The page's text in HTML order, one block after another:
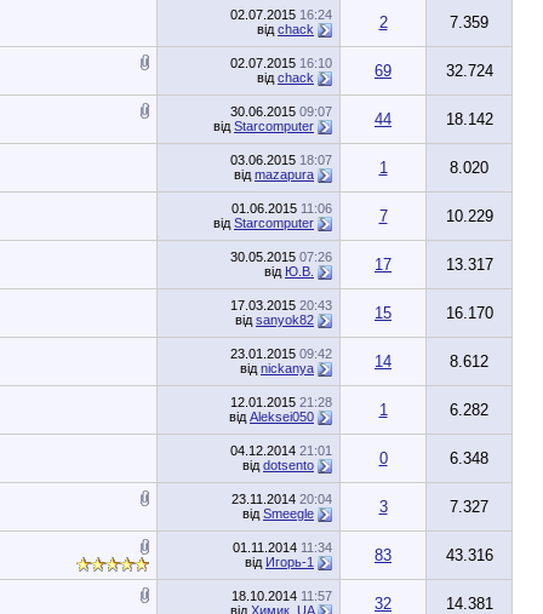
02.07.2015 16:24
від chack 2 7.359
02.07.2015 16:10
від chack 69 32.724
30.06.2015 09:07
від Starcomputer 44 18.142
03.06.2015 18:07
від mazapura 1 8.020
01.06.2015 11:06
від Starcomputer 7 10.229
30.05.2015 07:26
від Ю.В. 17 13.317
17.03.2015 20:43
від sanyok82 15 16.170
23.01.2015 09:42
від nickanya 14 8.612
12.01.2015 21:28
від Aleksei050 1 6.282
04.12.2014 21:01
від dotsento 0 6.348
23.11.2014 20:04
від Smeegle 3 7.327
01.11.2014 11:34
від Игорь-1 83 43.316
18.10.2014 11:57
від Xимик_UA 32 14.381